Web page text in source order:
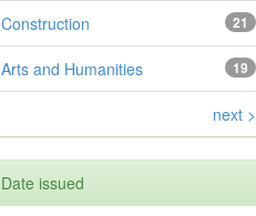
21
Construction
19
Arts and Humanities
next >
Date issued